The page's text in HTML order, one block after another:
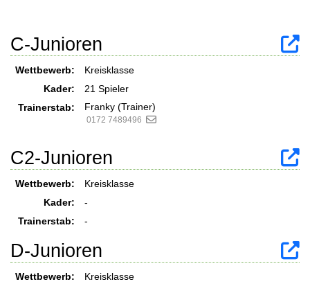
C-Junioren
Wettbewerb:
Kreisklasse
Kader:
21 Spieler
Trainerstab:
Franky (Trainer)
0172 7489496
C2-Junioren
Wettbewerb:
Kreisklasse
Kader:
-
Trainerstab:
-
D-Junioren
Wettbewerb:
Kreisklasse